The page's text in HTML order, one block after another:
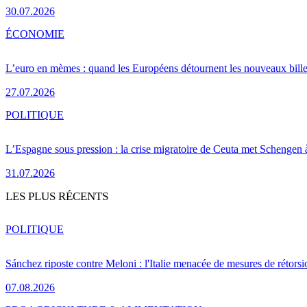
30.07.2026
L’euro en mèmes : quand les Européens détournent les nouveaux
27.07.2026
ÉCONOMIE
L’Espagne sous pression : la crise migratoire de Ceuta met Schengen
31.07.2026
POLITIQUE
LES PLUS RÉCENTS
Sánchez riposte contre Meloni : l'Italie menacée de mesures de
07.08.2026
POLITIQUE